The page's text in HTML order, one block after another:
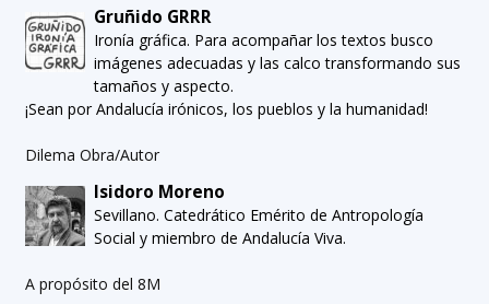
Gruñido GRRR
Ironía gráfica. Para acompañar los textos busco
imágenes adecuadas y las calco transformando sus
tamaños y aspecto.
¡Sean por Andalucía irónicos, los pueblos y la humanidad!
Dilema Obra/Autor
Isidoro Moreno
Sevillano. Catedrático Emérito de Antropología
Social y miembro de Andalucía Viva.
A propósito del 8M